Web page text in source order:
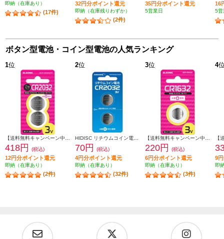
即納（在庫あり）
(17件)
32円分ポイント還元
即納（在庫残りわずか）
(2件)
35円分ポイント還元
5営業日
16
5営
ボタン型電池・コイン型電池の人気ランキング
1位
418円 (税込)
12円分ポイント還元
即納（在庫あり）
(2件)
2位
70円 (税込)
4円分ポイント還元
即納（在庫あり）
(32件)
3位
220円 (税込)
6円分ポイント還元
即納（在庫あり）
(3件)
4
9
即